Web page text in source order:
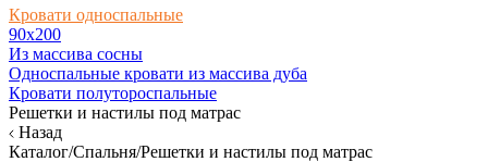
Кровати односпальные
90х200
Из массива сосны
Односпальные кровати из массива дуба
Кровати полутороспальные
Решетки и настилы под матрас
Назад
Каталог/Спальня/Решетки и настилы под матрас